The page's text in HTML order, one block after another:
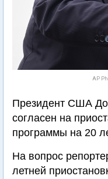
AP
Президент США
согласен на
программы на 20
На вопрос
летней